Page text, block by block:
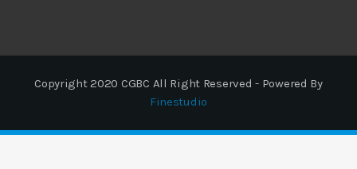
Copyright 2020 CGBC All Right Reserved - Powered By
Finestudio